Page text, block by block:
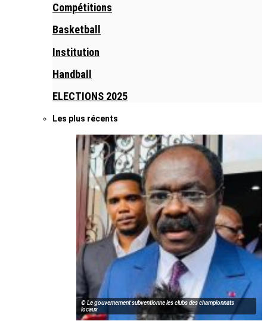
Compétitions
Basketball
Institution
Handball
ELECTIONS 2025
Les plus récents
© Le gouvernement subventionne les clubs des championnats
locaux